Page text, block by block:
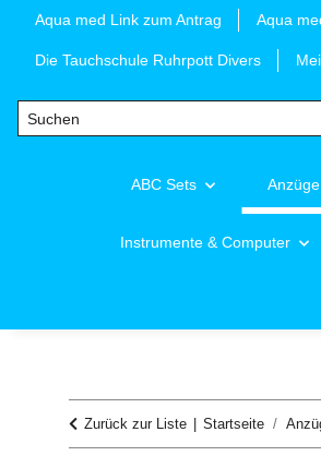
Aqua med Link zum Antrag Aqua
Die Tauchschule Ruhrpott Divers
ABC Sets Anzüge
Instrumente & Computer
Zurück zur Liste Startseite